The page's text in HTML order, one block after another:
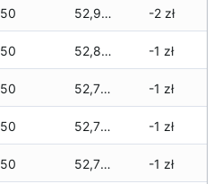
50 52,900 zł -2 zł
50 52,890 zł -1 zł
50 52,750 zł -1 zł
50 52,750 zł -1 zł
50 52,750 zł -1 zł